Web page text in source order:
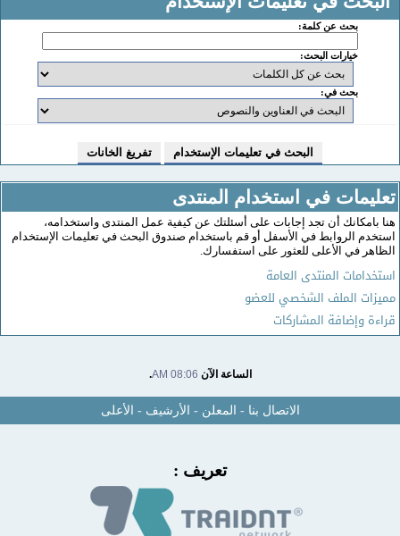
بحث عن كلمة:
خيارات البحث:
بحث في:
تعليمات في استخدام المنتدى
هنا بامكانك أن تجد إجابات على أسئلتك عن كيفية عمل المنتدى واستخدامه،
استخدم الروابط في الأسفل أو قم باستخدام صندوق البحث في تعليمات الإستخدام
الظاهر في الأعلى للعثور على استفسارك.
استخدامات المنتدى العامة
مميزات الملف الشخصي للعضو
قراءة وإضافة المشاركات
الساعة الآن08:06 AM
.
الاتصال بنا-المعلن-الأرشيف -الأعلى
تعريف :